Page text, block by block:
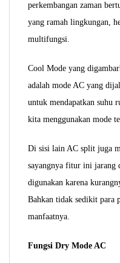
perkembangan zaman
yang ramah lingkungan,
multifungsi.
Cool Mode yang
adalah mode AC yang
untuk mendapatkan suhu
kita menggunakan mode
Di sisi lain AC split juga
sayangnya fitur ini
digunakan karena
Bahkan tidak sedikit para
manfaatnya.
Fungsi Dry Mode AC